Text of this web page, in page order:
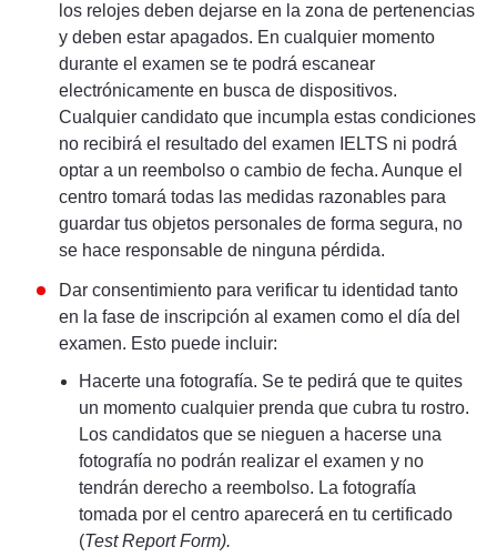
los relojes deben dejarse en la zona de pertenencias
y deben estar apagados. En cualquier momento
durante el examen se te podrá escanear
electrónicamente en busca de dispositivos.
Cualquier candidato que incumpla estas condiciones
no recibirá el resultado del examen IELTS ni podrá
optar a un reembolso o cambio de fecha. Aunque el
centro tomará todas las medidas razonables para
guardar tus objetos personales de forma segura, no
se hace responsable de ninguna pérdida.
Dar consentimiento para verificar tu identidad tanto
en la fase de inscripción al examen como el día del
examen. Esto puede incluir:
Hacerte una fotografía. Se te pedirá que te quites
un momento cualquier prenda que cubra tu rostro.
Los candidatos que se nieguen a hacerse una
fotografía no podrán realizar el examen y no
tendrán derecho a reembolso. La fotografía
tomada por el centro aparecerá en tu certificado
(Test Report Form).